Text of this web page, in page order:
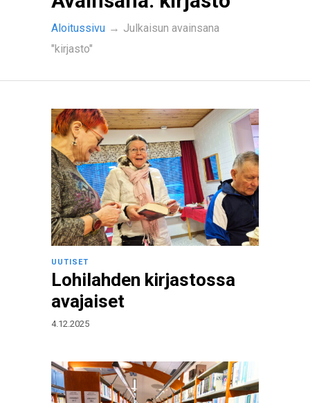
Aloitussivu → Julkaisun avainsana
"kirjasto"
UUTISET
Lohilahden kirjastossa
avajaiset
4.12.2025